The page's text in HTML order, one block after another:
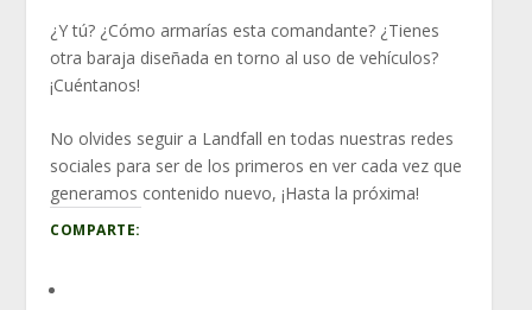
¿Y tú? ¿Cómo armarías esta comandante? ¿Tienes
otra baraja diseñada en torno al uso de vehículos?
¡Cuéntanos!
No olvides seguir a Landfall en todas nuestras redes
sociales para ser de los primeros en ver cada vez que
generamos contenido nuevo, ¡Hasta la próxima!
COMPARTE: